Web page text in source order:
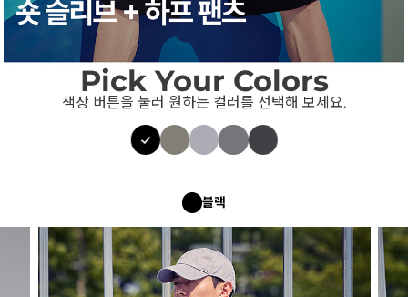
Pick Your Colors
색상 버튼을 눌러 원하는 컬러를 선택해 보세요.
블랙